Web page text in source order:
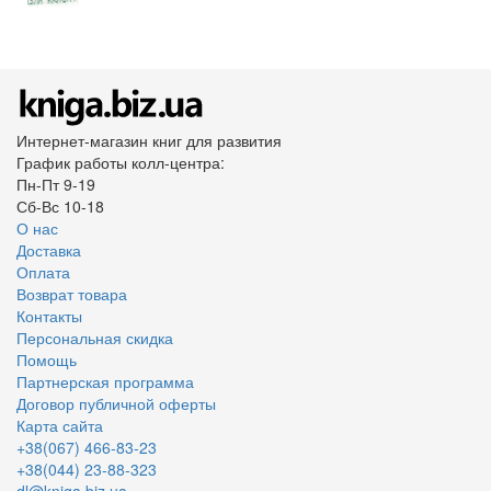
Интернет-магазин книг для развития
График работы колл-центра:
Пн-Пт 9-19
Сб-Вс 10-18
О нас
Доставка
Оплата
Возврат товара
Контакты
Персональная скидка
Помощь
Партнерская программа
Договор публичной оферты
Карта сайта
+38(067) 466-83-23
+38(044) 23-88-323